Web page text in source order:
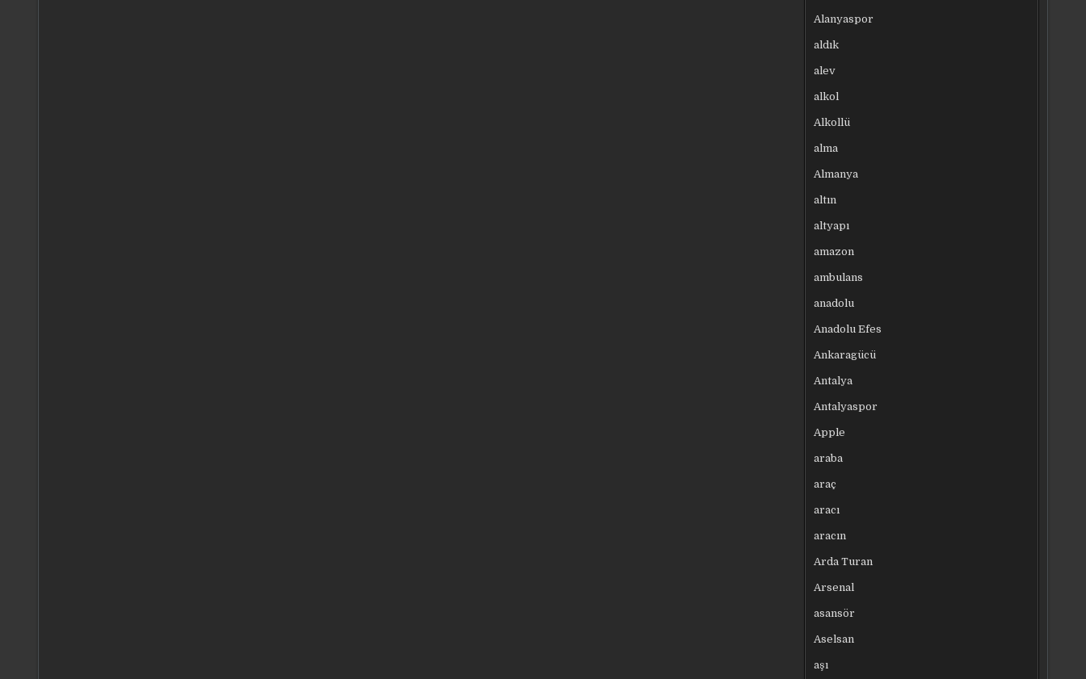
Alanyaspor
aldık
alev
alkol
Alkollü
alma
Almanya
altın
altyapı
amazon
ambulans
anadolu
Anadolu Efes
Ankaragücü
Antalya
Antalyaspor
Apple
araba
araç
aracı
aracın
Arda Turan
Arsenal
asansör
Aselsan
aşı